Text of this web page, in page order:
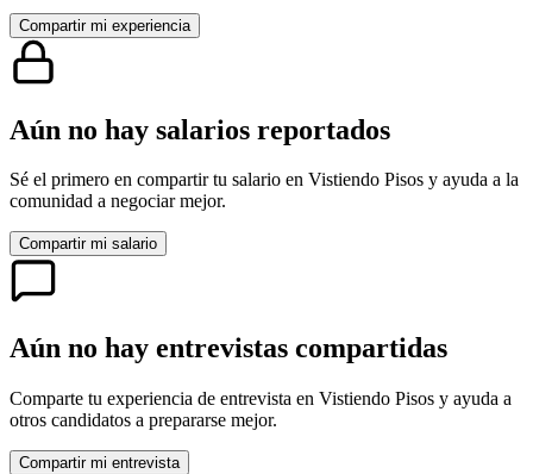
Compartir mi experiencia
Aún no hay salarios reportados
Sé el primero en compartir tu salario en Vistiendo Pisos y ayuda a la
comunidad a negociar mejor.
Compartir mi salario
Aún no hay entrevistas compartidas
Comparte tu experiencia de entrevista en Vistiendo Pisos y ayuda a
otros candidatos a prepararse mejor.
Compartir mi entrevista